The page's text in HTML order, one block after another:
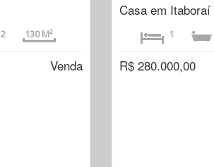
2 130 M²
Venda
Casa em Itaboraí
1
R$ 280.000,00